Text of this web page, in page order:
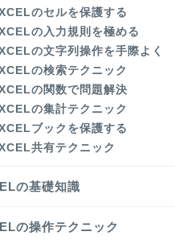
のセルを保護する
の入力規則を極める
の文字列操作を手際よく
の検索テクニック
の関数で問題解決
の集計テクニック
ブックを保護する
共有テクニック
の基礎知識
の操作テクニック